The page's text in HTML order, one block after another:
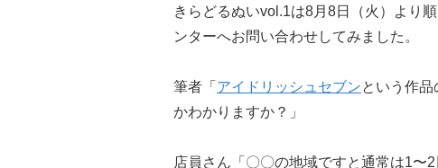
きらどるぬいvol.1は8月8日（火）より
ンターへお問い合わせしてみました。
筆者「 アイドリッシュセブンという作
かわかりますか？」
店員さん「〇〇の地域ですと通常は1〜